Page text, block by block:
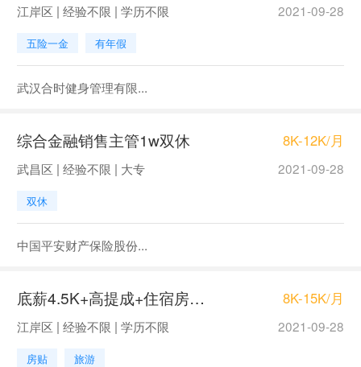
江岸区 | 经验不限 | 学历不限 2021-09-28
五险一金 有年假
武汉合时健身管理有限...
综合金融销售主管1w双休 8K-12K/月
武昌区 | 经验不限 | 大专 2021-09-28
双休
中国平安财产保险股份...
底薪4.5K+高提成+住宿房产销售 8K-15K/月
江岸区 | 经验不限 | 学历不限 2021-09-28
房贴 旅游